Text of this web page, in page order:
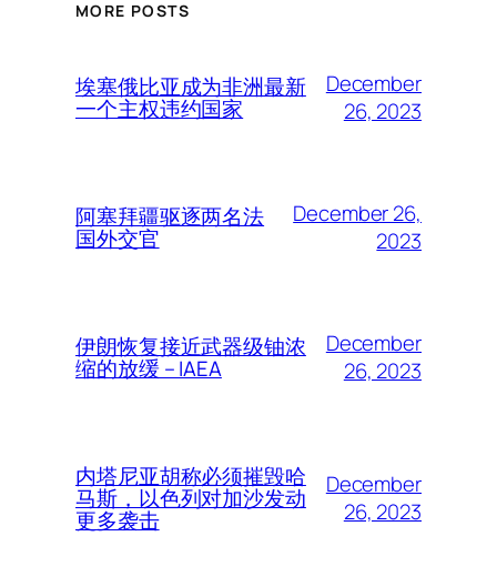
MORE POSTS
埃塞俄比亚成为非洲最新
一个主权违约国家
December
26, 2023
阿塞拜疆驱逐两名法
国外交官
December 26,
2023
伊朗恢复接近武器级铀浓
缩的放缓 – IAEA
December
26, 2023
内塔尼亚胡称必须摧毁哈
马斯，以色列对加沙发动
更多袭击
December
26, 2023